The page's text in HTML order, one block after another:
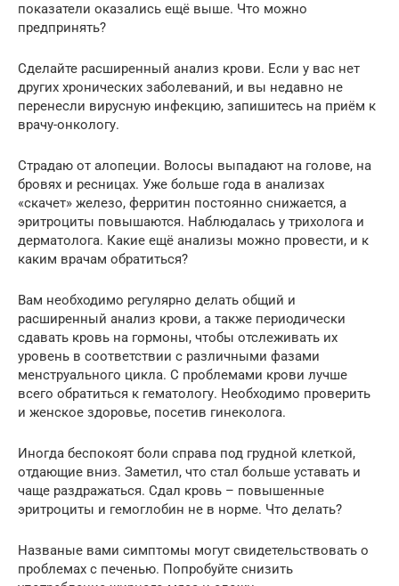
показатели оказались ещё выше. Что можно
предпринять?
Сделайте расширенный анализ крови. Если у вас нет
других хронических заболеваний, и вы недавно не
перенесли вирусную инфекцию, запишитесь на приём к
врачу-онкологу.
Страдаю от алопеции. Волосы выпадают на голове, на
бровях и ресницах. Уже больше года в анализах
«скачет» железо, ферритин постоянно снижается, а
эритроциты повышаются. Наблюдалась у трихолога и
дерматолога. Какие ещё анализы можно провести, и к
каким врачам обратиться?
Вам необходимо регулярно делать общий и
расширенный анализ крови, а также периодически
сдавать кровь на гормоны, чтобы отслеживать их
уровень в соответствии с различными фазами
менструального цикла. С проблемами крови лучше
всего обратиться к гематологу. Необходимо проверить
и женское здоровье, посетив гинеколога.
Иногда беспокоят боли справа под грудной клеткой,
отдающие вниз. Заметил, что стал больше уставать и
чаще раздражаться. Сдал кровь – повышенные
эритроциты и гемоглобин не в норме. Что делать?
Названые вами симптомы могут свидетельствовать о
проблемах с печенью. Попробуйте снизить